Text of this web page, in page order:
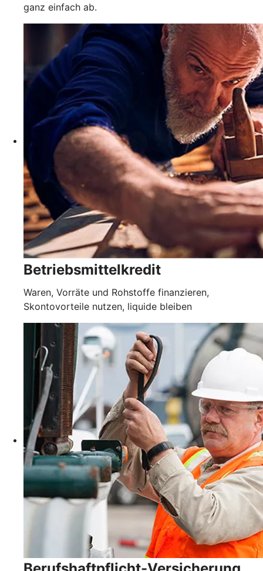
ganz einfach ab.
Betriebsmittelkredit
Waren, Vorräte und Rohstoffe finanzieren,
Skontovorteile nutzen, liquide bleiben